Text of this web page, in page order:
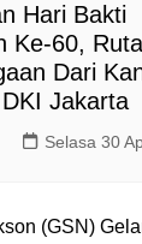
Hari Bakti
Ke-60,
Dari
Jakarta
Selasa 30